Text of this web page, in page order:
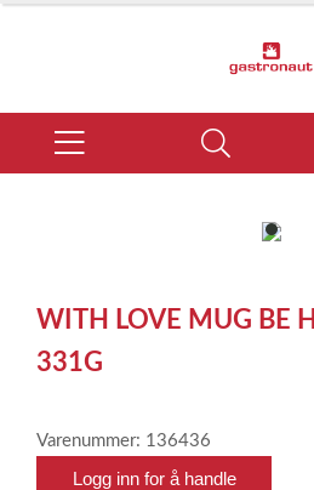
item
of
1
WITH LOVE MUG BE
331G
Varenummer: 136436
Logg inn for å handle